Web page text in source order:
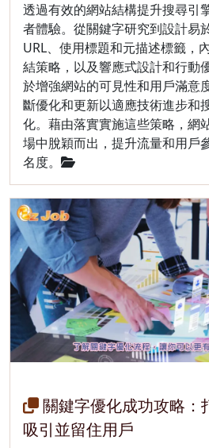
透過有效的網站結構提升搜尋引
者體驗。從關鍵字研究到設計易
URL、使用標題和元描述標籤，
結策略，以及響應式設計和行動
於增強網站的可見性和用戶滿意
斷優化和更新以適應技術進步和
化。藉由落實實施這些策略，網
場中脫穎而出，提升流量和用戶
名度。
關鍵字優化成功攻略：
吸引並留住用戶